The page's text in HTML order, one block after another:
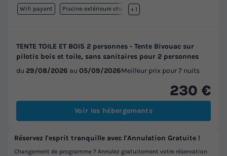
Wifi payant Piscine extérieure chauffée
+ 1
TENTE TOILE ET BOIS 2 personnes - Tente Bivouac sur
pilotis bois et toile, sans sanitaires pour 2 personnes
du 29/08/2026 au 05/09/2026Meilleur prix pour 7 nuits
230 €
Voir les hébergements
Réservez l'esprit tranquille avec l'Annulation Gratuite !
Changement de programme ? Annulez gratuitement votre réservation